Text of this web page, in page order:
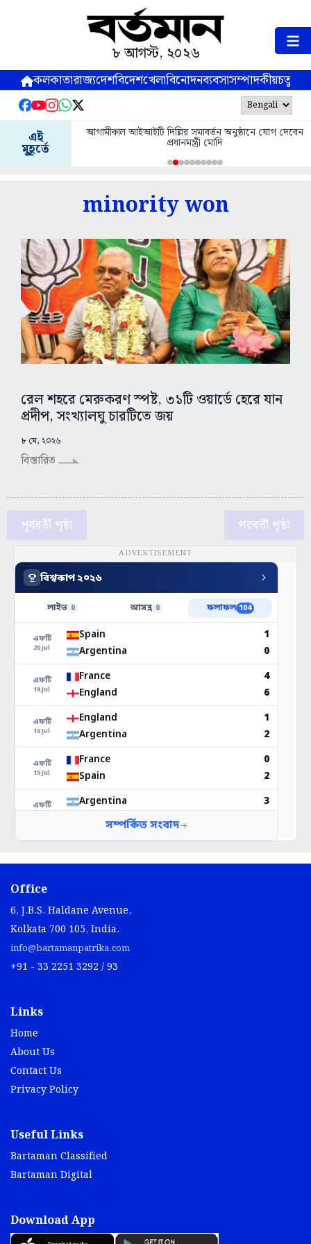
৮ আগস্ট, ২০২৬
কলকাতারাজ্যদেশবিদেশখেলাবিনোদনব্যবসাসম্পাদকীয়
এই
মুহূর্তে
আগামীকাল আইআইটি দিল্লির সমাবর্তন অনুষ্ঠানে যোগ দেবেন
প্রধানমন্ত্রী মোদি
minority won
রেল শহরে মেরুকরণ স্পষ্ট, ৩১টি ওয়ার্ডে হেরে যান
প্রদীপ, সংখ্যালঘু চারটিতে জয়
৮ মে, ২০২৬
বিস্তারিত
পূর্ববর্তী পৃষ্ঠা পরবর্তী পৃষ্ঠা
ADVERTISEMENT
Office
6, J.B.S. Haldane Avenue,
Kolkata 700 105, India.
info@bartamanpatrika.com
+91 - 33 2251 3292 / 93
Links
Home
About Us
Contact Us
Privacy Policy
Useful Links
Bartaman Classified
Bartaman Digital
Download App